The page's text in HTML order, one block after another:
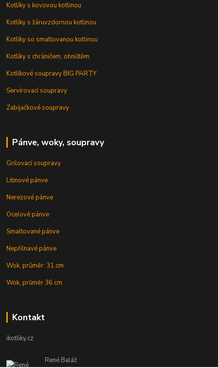
Kotlíky s kovovou kotlinou
Kotlíky s žáruvzdornou kotlinou
Kotlíky so smaltovanou kotlinou
Kotlíky s chráničem, ohništěm
Kotlíkové soupravy BIG PARTY
Servírovací soupravy
Zabijačkové soupravy
Pánve, woky, soupravy
Grilovací soupravy
Litinové pánve
Nerezové pánve
Ocelové pánve
Smaltované pánve
Nepřilnavé pánve
Wok, průměr: 31 cm
Wok, průměr 36 cm
Kontakt
ikotliky.cz
René Baláž